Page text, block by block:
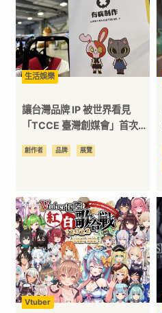
｜
3C
科
技
方
位
資
生活娛樂
讓台灣品牌 IP 被世界看見
「TCCE 臺灣創媒會」首次於
創作者 品牌 展覽
Vtuber